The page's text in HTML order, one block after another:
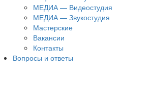
МЕДИА — Видеостудия
МЕДИА — Звукостудия
Мастерские
Вакансии
Контакты
Вопросы и ответы